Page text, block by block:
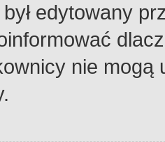
edytowany
nie